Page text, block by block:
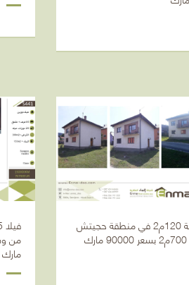
فيلا قديمة 120م2 في منطقة حجيتش
مارك